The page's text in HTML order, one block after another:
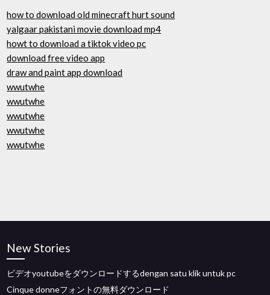
how to download old minecraft hurt sound
yalgaar pakistani movie download mp4
howt to download a tiktok video pc
download free video app
draw and paint app download
wwutwhe
wwutwhe
wwutwhe
wwutwhe
wwutwhe
New Stories
ビデオyoutubeをダウンロードするdengan satu klik untuk pc
Cinque donneフォントの無料ダウンロード